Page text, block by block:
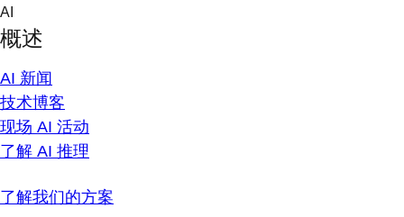
Skip
content
AI
概述
AI 新闻
技术博客
现场 AI 活动
了解 AI 推理
了解我们的方案